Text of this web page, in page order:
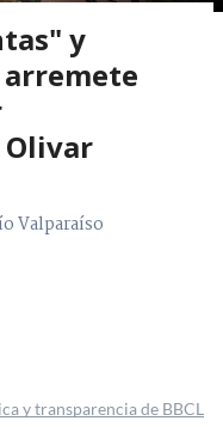
y
Olivar
Valparaíso
y transparencia de BBCL